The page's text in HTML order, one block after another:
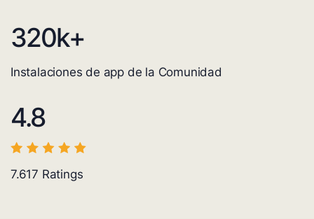
320k+
Instalaciones de app de la Comunidad
4.8
7.617 Ratings